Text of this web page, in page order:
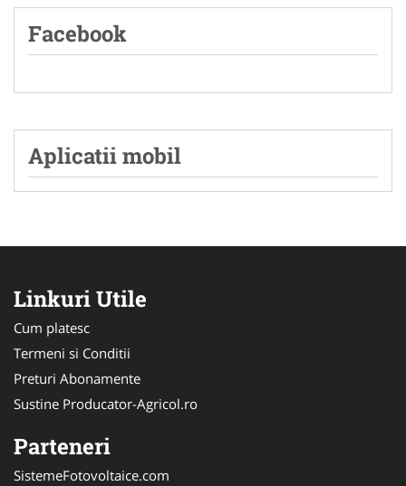
Facebook
Aplicatii mobil
Linkuri Utile
Cum platesc
Termeni si Conditii
Preturi Abonamente
Sustine Producator-Agricol.ro
Parteneri
SistemeFotovoltaice.com